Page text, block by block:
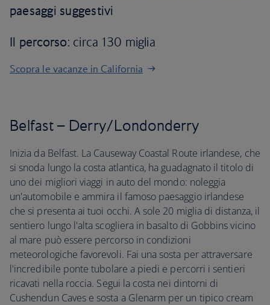
paesaggi suggestivi
Il percorso: circa 130 miglia
Scopra le vacanze in California
Belfast – Derry/Londonderry
Inizia da Belfast. La Causeway Coastal Route irlandese, che
si snoda lungo la costa atlantica, ha guadagnato il titolo di
uno dei migliori viaggi in auto del mondo: noleggia
un'automobile e ammira il famoso paesaggio irlandese
che si presenta ai tuoi occhi. A sole 20 miglia di distanza, il
sentiero lungo l'alta scogliera in basalto di Gobbins vicino
al mare può essere percorso in condizioni
meteorologiche favorevoli. Fai una sosta per attraversare
l'incredibile ponte tubolare a piedi e percorri i sentieri
ricavati nella roccia. Segui la costa nei dintorni di
Cushendun Caves e sosta a Glenarm per un tipico cream